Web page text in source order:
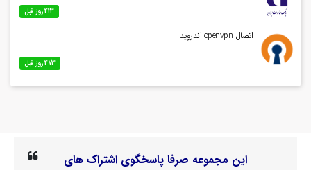
423 روز قبل
اتصال openvpn اندروید
473 روز قبل
این مجموعه صرفا پاسخگوی اشتراک های